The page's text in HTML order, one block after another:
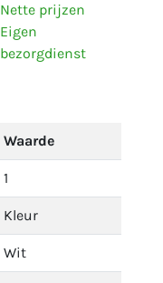
Nette prijzen
Eigen
bezorgdienst
Waarde
1
Kleur
Wit